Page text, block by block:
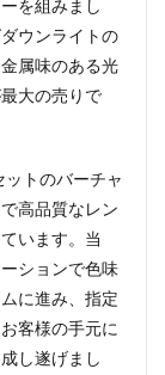
を組みまし
ウンライトの
属味のある光
大の売りで
トのバーチャ
高品質なレン
います。当
ションで色味
に進み、指定
客様の手元に
し遂げまし